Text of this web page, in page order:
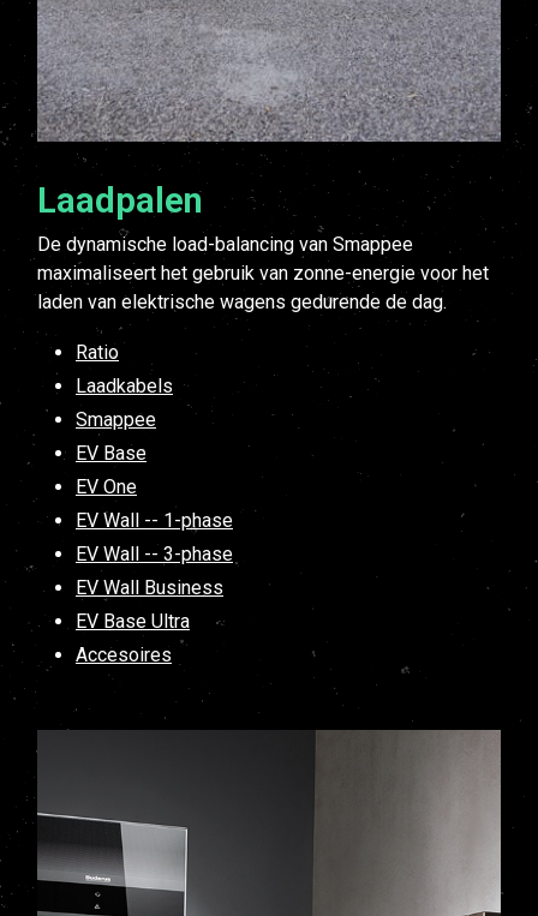
Laadpalen
De dynamische load-balancing van Smappee
maximaliseert het gebruik van zonne-energie voor het
laden van elektrische wagens gedurende de dag.
Ratio
Laadkabels
Smappee
EV Base
EV One
EV Wall -- 1-phase
EV Wall -- 3-phase
EV Wall Business
EV Base Ultra
Accesoires